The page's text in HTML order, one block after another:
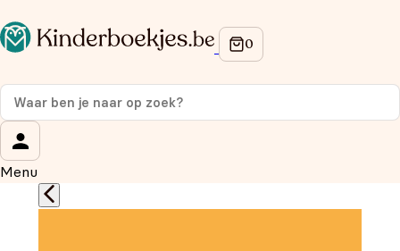
Menu
Op de hoogte blijven van onze acties?
Meld je aan voor onze nieuwsbrief en ontvang
korting
Wat is je voornaam?
Wat is je e-mailadres?*